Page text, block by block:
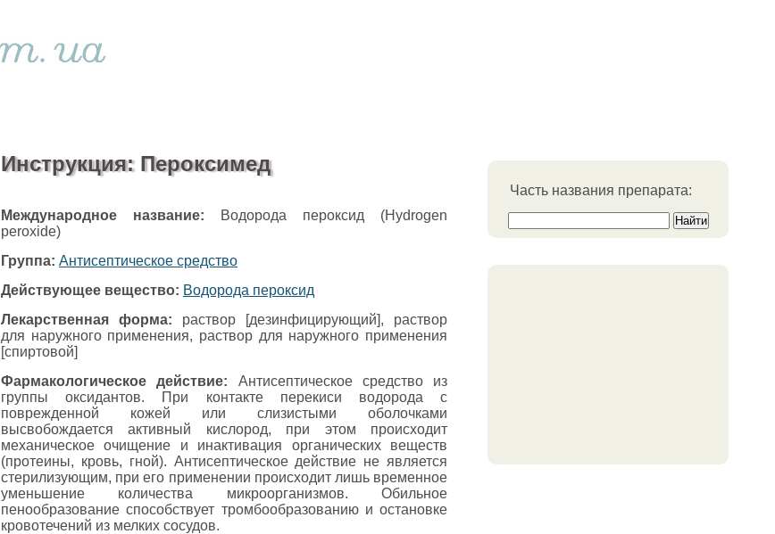
Часть названия препарата:
Инструкция: Пероксимед
Международное название: Водорода пероксид (Hydrogen
peroxide)
Группа: Антисептическое средство
Действующее вещество: Водорода пероксид
Лекарственная форма: раствор [дезинфицирующий], раствор
для наружного применения, раствор для наружного применения
[спиртовой]
Фармакологическое действие: Антисептическое средство из
группы оксидантов. При контакте перекиси водорода с
поврежденной кожей или слизистыми оболочками
высвобождается активный кислород, при этом происходит
механическое очищение и инактивация органических веществ
(протеины, кровь, гной). Антисептическое действие не является
стерилизующим, при его применении происходит лишь временное
уменьшение количества микроорганизмов. Обильное
пенообразование способствует тромбообразованию и остановке
кровотечений из мелких сосудов.